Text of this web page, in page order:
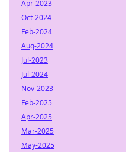
Apr-2023
Oct-2024
Feb-2024
Aug-2024
Jul-2023
Jul-2024
Nov-2023
Feb-2025
Apr-2025
Mar-2025
May-2025